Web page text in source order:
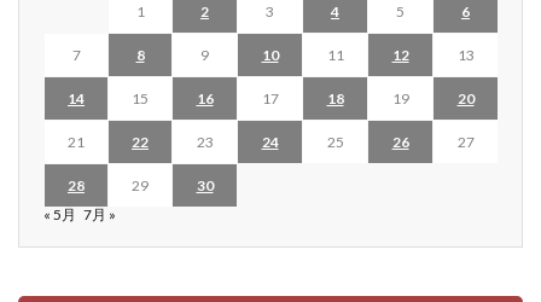
1 2 3 4 5 6
7 8 9 10 11 12 13
14 15 16 17 18 19 20
21 22 23 24 25 26 27
28 29
30
« 5月 7月 »